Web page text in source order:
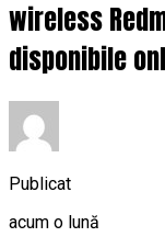
wireless
disponibile
Publicat
acum o lună